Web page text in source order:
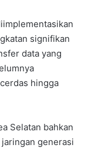
signifikan
data yang
hingga
Selatan bahkan
generasi